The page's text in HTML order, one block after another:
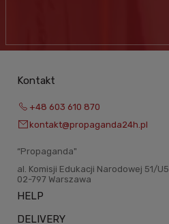
Kontakt
+48 603 610 870
kontakt@propaganda24h.pl
“Propaganda"
al. Komisji Edukacji Narodowej 51/U5
02-797 Warszawa
HELP
DELIVERY